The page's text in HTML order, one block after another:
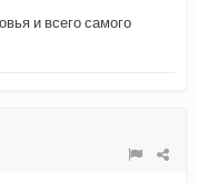
и всего самого